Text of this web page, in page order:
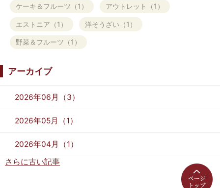
ケーキ＆フルーツ（1） アウトレット（1）
エストニア（1） 洋そうざい（1）
野菜＆フルーツ（1）
アーカイブ
2026年06月（3）
2026年05月（1）
2026年04月（1）
さらに古い記事